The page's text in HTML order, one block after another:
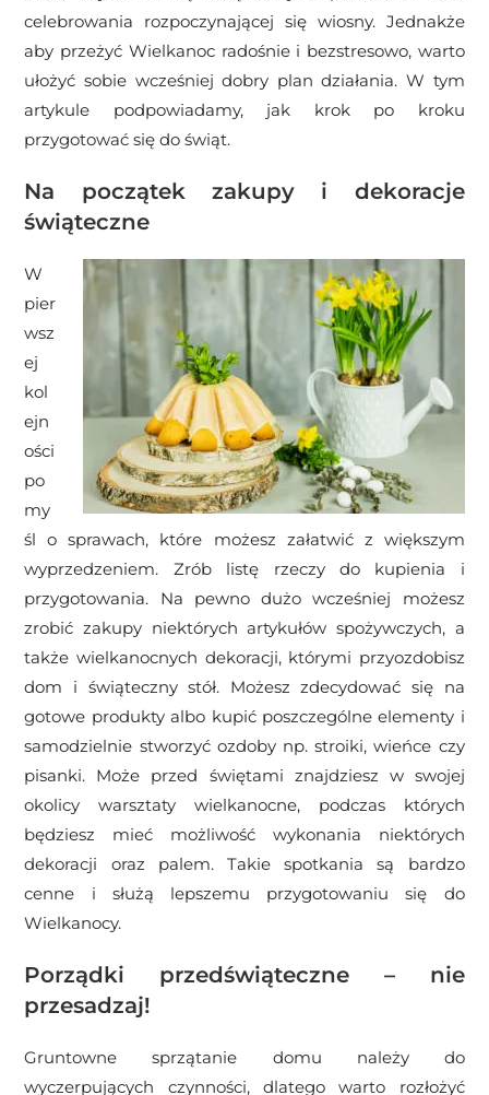
celebrowania rozpoczynającej się wiosny. Jednakże
aby przeżyć Wielkanoc radośnie i bezstresowo, warto
ułożyć sobie wcześniej dobry plan działania. W tym
artykule podpowiadamy, jak krok po kroku
przygotować się do świąt.
Na początek zakupy i dekoracje
świąteczne
W
pier
wsz
ej
kol
ejn
ości
po
my
śl o sprawach, które możesz załatwić z większym
wyprzedzeniem. Zrób listę rzeczy do kupienia i
przygotowania. Na pewno dużo wcześniej możesz
zrobić zakupy niektórych artykułów spożywczych, a
także wielkanocnych dekoracji, którymi przyozdobisz
dom i świąteczny stół. Możesz zdecydować się na
gotowe produkty albo kupić poszczególne elementy i
samodzielnie stworzyć ozdoby np. stroiki, wieńce czy
pisanki. Może przed świętami znajdziesz w swojej
okolicy warsztaty wielkanocne, podczas których
będziesz mieć możliwość wykonania niektórych
dekoracji oraz palem. Takie spotkania są bardzo
cenne i służą lepszemu przygotowaniu się do
Wielkanocy.
Porządki przedświąteczne – nie
przesadzaj!
Gruntowne sprzątanie domu należy do
wyczerpujących czynności, dlatego warto rozłożyć